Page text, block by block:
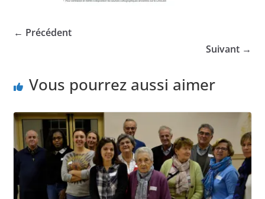
← Précédent
Suivant →
Vous pourrez aussi aimer